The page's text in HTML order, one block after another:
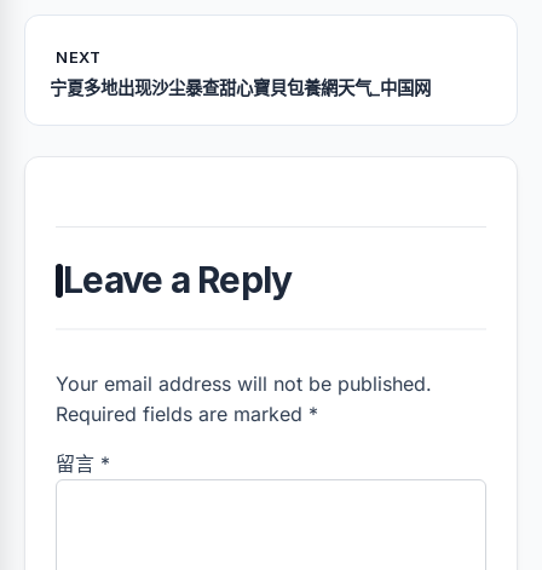
NEXT
宁夏多地出现沙尘暴查甜心寶貝包養網天气_中国网
Leave a Reply
Your email address will not be published.
Required fields are marked *
留言 *